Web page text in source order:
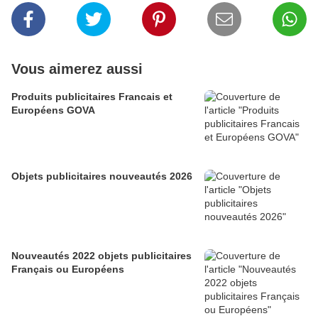
Vous aimerez aussi
Produits publicitaires Francais et
Européens GOVA
Objets publicitaires nouveautés 2026
Nouveautés 2022 objets publicitaires
Français ou Européens